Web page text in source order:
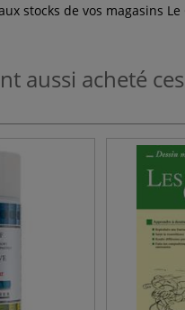
stocks de vos magasins Le
aussi acheté ces